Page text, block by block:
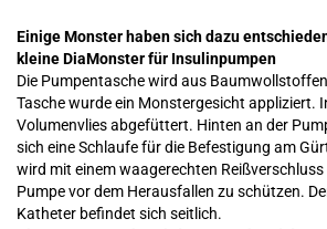
Einige Monster haben sich dazu
kleine DiaMonster für Insulinpumpen
Die Pumpentasche wird aus
Tasche wurde ein Monstergesicht appliziert.
Volumenvlies abgefüttert. Hinten an der
sich eine Schlaufe für die Befestigung am
wird mit einem waagerechten
Pumpe vor dem Herausfallen zu schützen.
Katheter befindet sich seitlich.